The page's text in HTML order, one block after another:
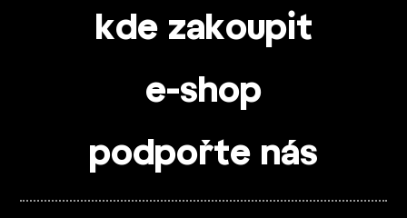
kde zakoupit
e-shop
podpořte nás